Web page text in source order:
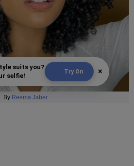
suits you?
selfie!
Try On ×
By Reema Jaber